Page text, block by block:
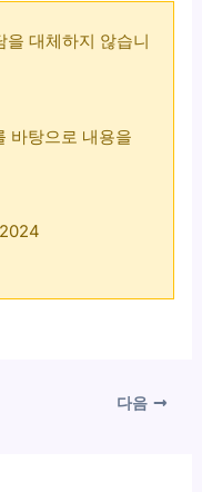
을 대체하지 않습니
바탕으로 내용을
다음